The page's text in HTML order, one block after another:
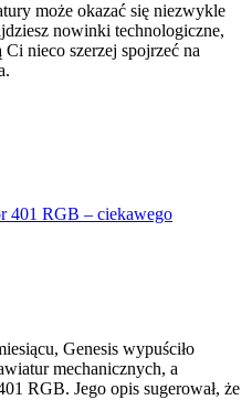
może okazać się niezwykle
nowinki technologiczne,
Ci nieco szerzej spojrzeć na
401 RGB – ciekawego
Genesis wypuściło
mechanicznych, a
RGB. Jego opis sugerował, że